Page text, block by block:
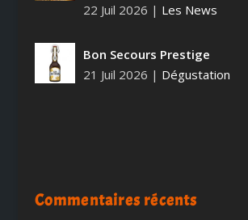
22 Juil 2026 | Les News
Bon Secours Prestige
21 Juil 2026 | Dégustation
Commentaires récents